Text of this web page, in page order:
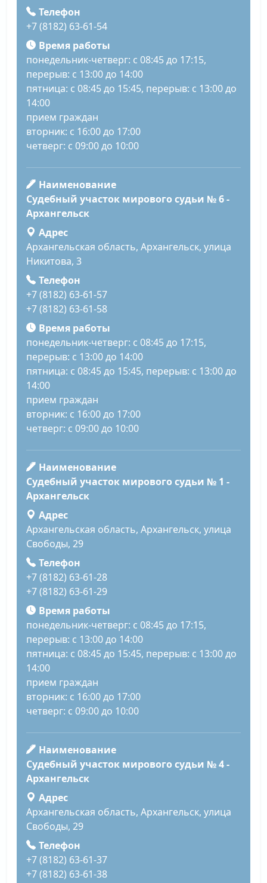
Телефон
+7 (8182) 63-61-54
Время работы
понедельник-четверг: с 08:45 до 17:15,
перерыв: с 13:00 до 14:00
пятница: с 08:45 до 15:45, перерыв: с 13:00 до
14:00
прием граждан
вторник: с 16:00 до 17:00
четверг: с 09:00 до 10:00
Наименование
Судебный участок мирового судьи № 6 -
Архангельск
Адрес
Архангельская область, Архангельск, улица
Никитова, 3
Телефон
+7 (8182) 63-61-57
+7 (8182) 63-61-58
Время работы
понедельник-четверг: с 08:45 до 17:15,
перерыв: с 13:00 до 14:00
пятница: с 08:45 до 15:45, перерыв: с 13:00 до
14:00
прием граждан
вторник: с 16:00 до 17:00
четверг: с 09:00 до 10:00
Наименование
Судебный участок мирового судьи № 1 -
Архангельск
Адрес
Архангельская область, Архангельск, улица
Свободы, 29
Телефон
+7 (8182) 63-61-28
+7 (8182) 63-61-29
Время работы
понедельник-четверг: с 08:45 до 17:15,
перерыв: с 13:00 до 14:00
пятница: с 08:45 до 15:45, перерыв: с 13:00 до
14:00
прием граждан
вторник: с 16:00 до 17:00
четверг: с 09:00 до 10:00
Наименование
Судебный участок мирового судьи № 4 -
Архангельск
Адрес
Архангельская область, Архангельск, улица
Свободы, 29
Телефон
+7 (8182) 63-61-37
+7 (8182) 63-61-38